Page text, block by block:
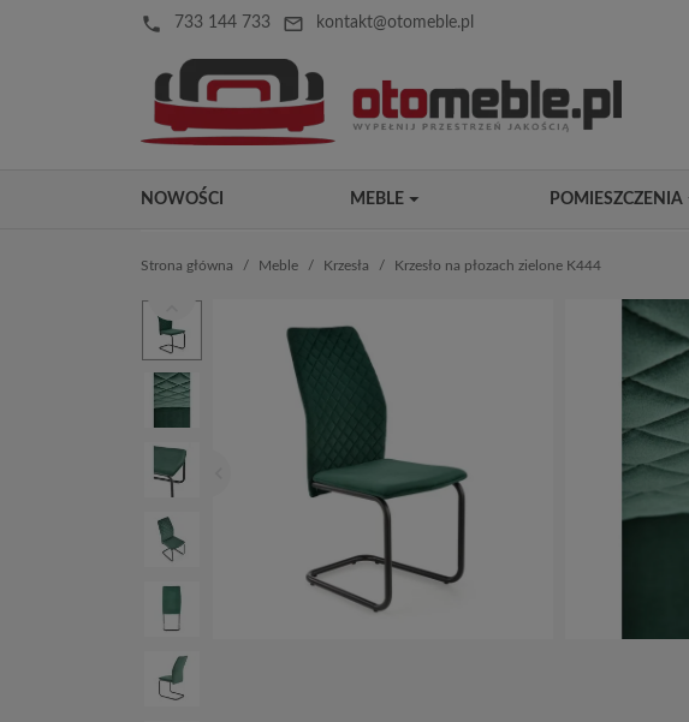
local_phone 733 144 733 mail_outline kontakt@otomeble.pl
NOWOŚCI MEBLE POMIESZCZENIA
Strona główna Meble Krzesła Krzesło na płozach zielone K444